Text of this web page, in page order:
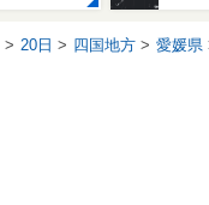
20日 四国地方 愛媛県